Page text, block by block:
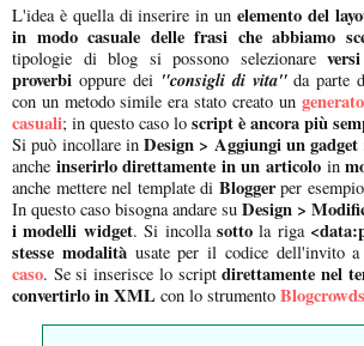
L'idea è quella di inserire in un elemento del
in modo casuale delle frasi che abbiamo
tipologie di blog si possono selezionare
proverbi oppure dei"consigli di vita"da parte
con un metodo simile era stato creato un
casuali; in questo caso lo script è ancora più
Si può incollare inDesign > Aggiungi un
anche inserirlo direttamente in un articolo in
anche mettere nel template di Bloggerper esempio
In questo caso bisogna andare su Design >
i modelli widget. Si incollasotto la riga
stesse modalitàusate per il codice dell'invito a
caso. Se si inserisce lo scriptdirettamente nel
convertirlo in XML con lo strumento Blogcrowds